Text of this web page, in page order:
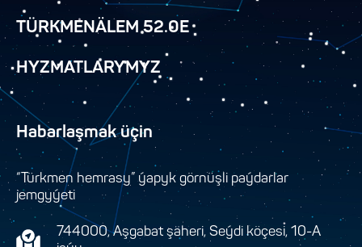
TÜRKMENÄLEM 52.0E
HYZMATLARYMYZ
Habarlaşmak üçin
“Türkmen hemrasy” ýapyk görnüşli paýdarlar
jemgyýeti
744000, Aşgabat şäheri, Seýdi köçesi, 10-A